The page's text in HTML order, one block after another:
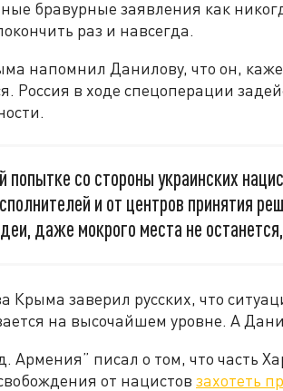
бравурные заявления как
раз и навсегда.
напомнил Данилову, что он,
Россия в ходе спецоперации
попытке со стороны украинских
и от центров принятия
даже мокрого места не
Крыма заверил русских, что
на высочайшем уровне. А
Армения” писал о том, что часть
от нацистов захотеть